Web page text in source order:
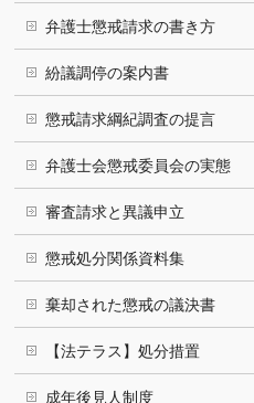
弁護士懲戒請求の書き方
紛議調停の案内書
懲戒請求綱紀調査の提言
弁護士会懲戒委員会の実態
審査請求と異議申立
懲戒処分関係資料集
棄却された懲戒の議決書
【法テラス】処分措置
成年後見人制度